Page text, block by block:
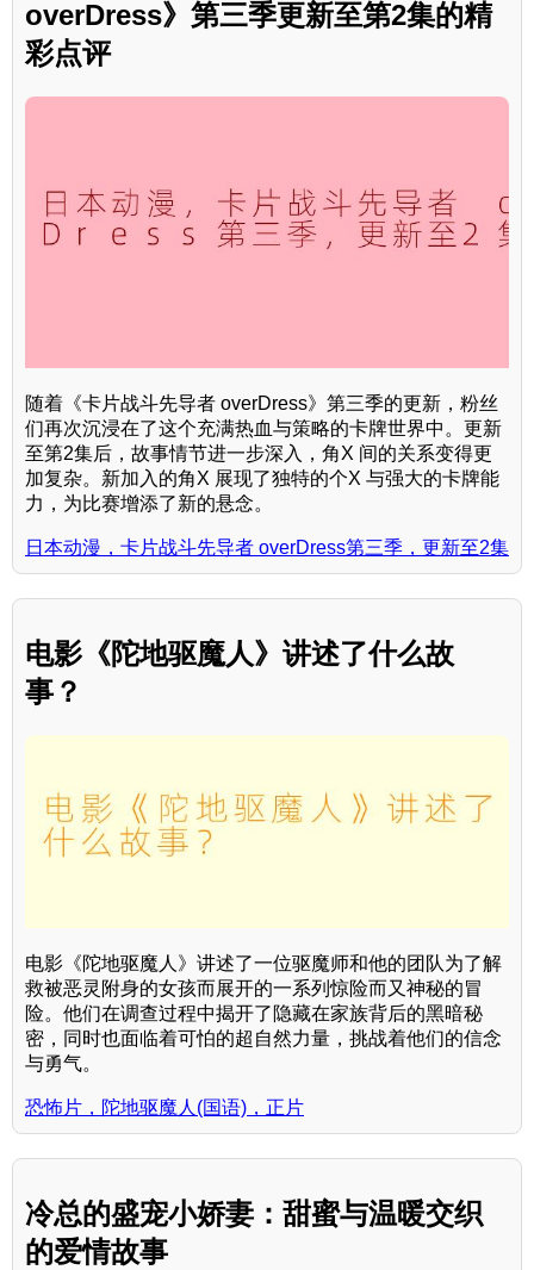
overDress》第三季更新至第2集的精
彩点评
随着《卡片战斗先导者 overDress》第三季的更新，粉丝
们再次沉浸在了这个充满热血与策略的卡牌世界中。更新
至第2集后，故事情节进一步深入，角X 间的关系变得更
加复杂。新加入的角X 展现了独特的个X 与强大的卡牌能
力，为比赛增添了新的悬念。
日本动漫，卡片战斗先导者 overDress第三季，更新至2集
电影《陀地驱魔人》讲述了什么故
事？
电影《陀地驱魔人》讲述了一位驱魔师和他的团队为了解
救被恶灵附身的女孩而展开的一系列惊险而又神秘的冒
险。他们在调查过程中揭开了隐藏在家族背后的黑暗秘
密，同时也面临着可怕的超自然力量，挑战着他们的信念
与勇气。
恐怖片，陀地驱魔人(国语)，正片
冷总的盛宠小娇妻：甜蜜与温暖交织
的爱情故事